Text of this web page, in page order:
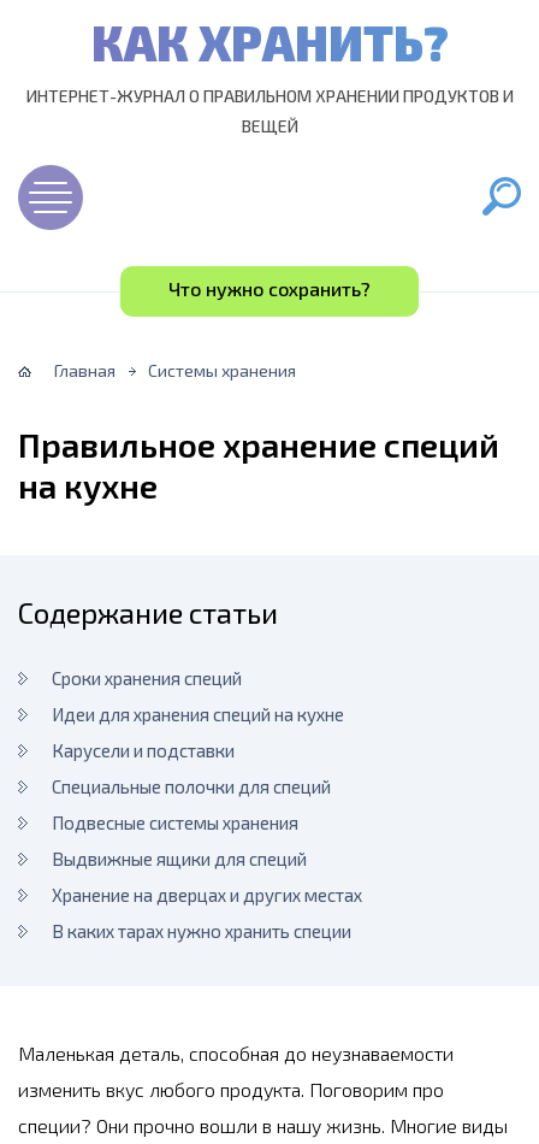
КАК ХРАНИТЬ?
ИНТЕРНЕТ-ЖУРНАЛ О ПРАВИЛЬНОМ ХРАНЕНИИ ПРОДУКТОВ И
ВЕЩЕЙ
Что нужно сохранить?
Главная Системы хранения
Правильное хранение специй
на кухне
Содержание статьи
Сроки хранения специй
Идеи для хранения специй на кухне
Карусели и подставки
Специальные полочки для специй
Подвесные системы хранения
Выдвижные ящики для специй
Хранение на дверцах и других местах
В каких тарах нужно хранить специи
Маленькая деталь, способная до неузнаваемости
изменить вкус любого продукта. Поговорим про
специи? Они прочно вошли в нашу жизнь. Многие виды